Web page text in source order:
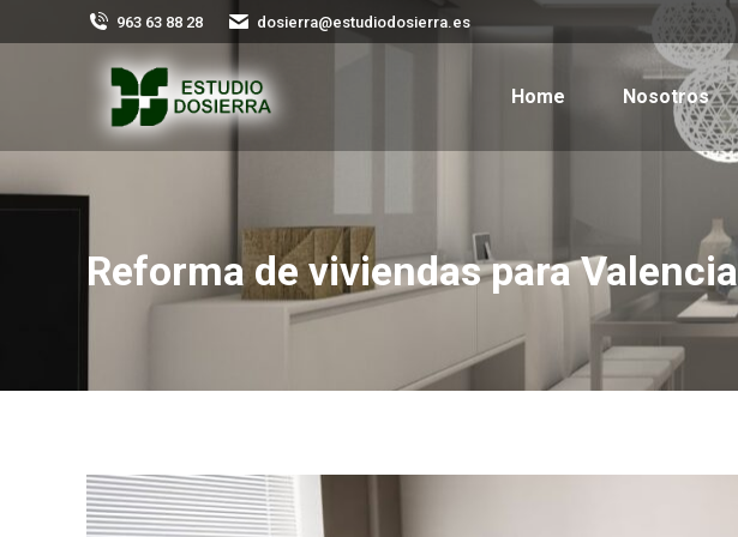
963 63 88 28 dosierra@estudiodosierra.es
Home Nosotros
Reforma de viviendas para Valencia